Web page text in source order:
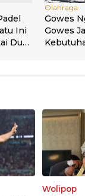
Wolipop